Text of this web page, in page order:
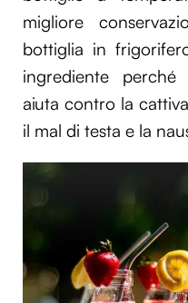
Utilizziamo i cookie per
annunci, per fornire
analizzare il nostro
informazioni sul modo in
nostri partner che si
pubblicità e social media,
raccolto dal tuo utilizzo
migliore
bottiglia in
ingrediente
aiuta contro la
il mal di testa e la